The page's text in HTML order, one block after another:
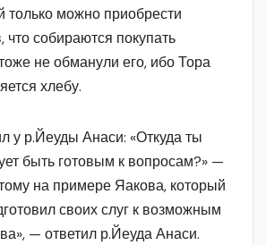
только можно приобрести
что собираются покупать
не обманули его, ибо Тора
хлебу.
у р.Йеуды Анаси: «Откуда ты
быть готовым к вопросам?» —
на примере Яакова, который
своих слуг к возможным
— ответил р.Йеуда Анаси.